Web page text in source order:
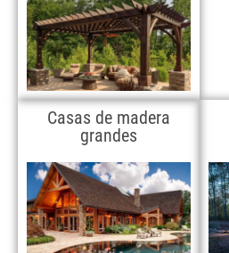
Casas de madera
grandes